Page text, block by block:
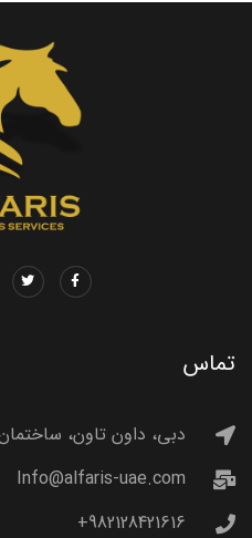
تماس
دبی، داون تاون، ساختمان بولوار
Info@alfaris-uae.com
982128421616+